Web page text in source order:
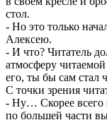
стол.
- Но это только
Алексею.
- И что? Читатель
атмосферу
его, ты бы сам стал
С точки зрения
- Ну… Скорее всего
по большей части